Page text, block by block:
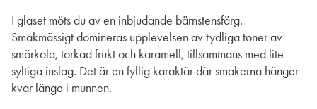
I glaset möts du av en inbjudande bärnstensfärg.
Smakmässigt domineras upplevelsen av tydliga toner av
smörkola, torkad frukt och karamell, tillsammans med lite
syltiga inslag. Det är en fyllig karaktär där smakerna hänger
kvar länge i munnen.